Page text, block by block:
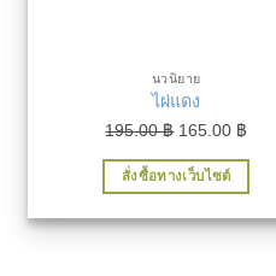
นวนิยาย
ไผ่แดง
195.00฿ Original
price
was:
165.00 ฿
price
สั่งซื้อทางเว็บไซต์